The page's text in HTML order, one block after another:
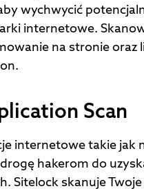
wychwycić
internetowe.
na stronie oraz
Scan
internetowe takie jak
hakerom do
Sitelock skanuje